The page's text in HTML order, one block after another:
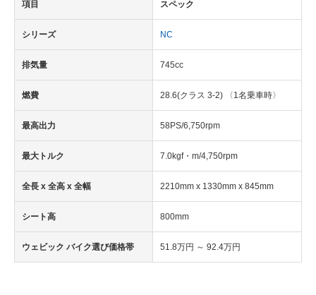
項目 スペック
シリーズ NC
排気量 745cc
燃費 28.6(クラス 3-2) 〈1名乗車時〉
最高出力 58PS/6,750rpm
最大トルク 7.0kgf・m/4,750rpm
全長 x 全高 x 全幅 2210mm x 1330mm x 845mm
シート高 800mm
ウェビック バイク選び価格帯 51.8万円 ～ 92.4万円